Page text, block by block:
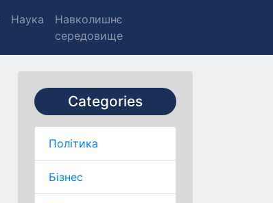
Наука
Навколишнє
середовище
Categories
Політика
Бізнес